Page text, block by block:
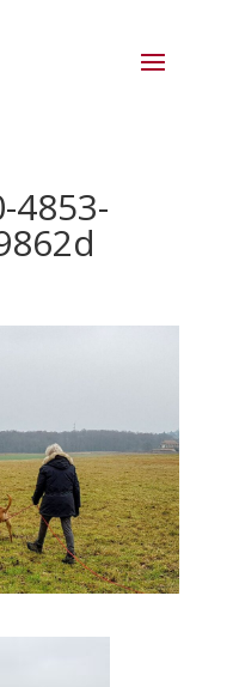
4853-